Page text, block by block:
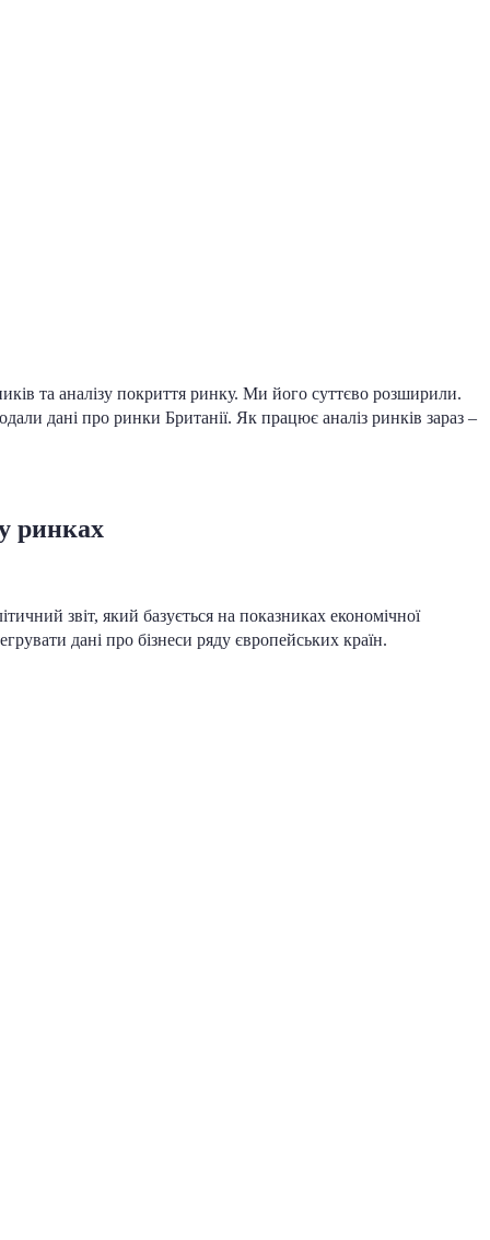
та аналізу покриття ринку. Ми його суттєво розширили.
дані про ринки Британії. Як працює аналіз ринків зараз –
ринках
звіт, який базується на показниках економічної
дані про бізнеси ряду європейських країн.